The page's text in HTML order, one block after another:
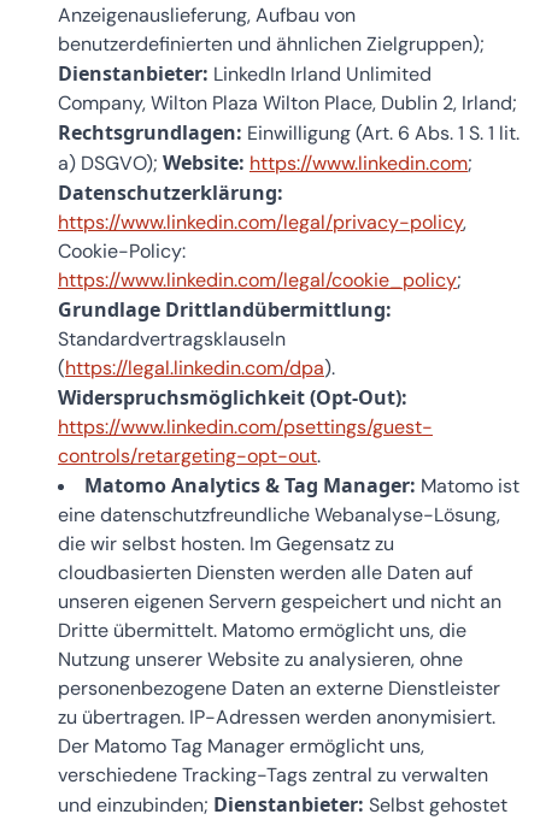
Anzeigenauslieferung, Aufbau von
benutzerdefinierten und ähnlichen Zielgruppen);
Dienstanbieter: LinkedIn Irland Unlimited
Company, Wilton Plaza Wilton Place, Dublin 2, Irland;
Rechtsgrundlagen: Einwilligung (Art. 6 Abs. 1 S. 1 lit.
a) DSGVO); Website: https://www.linkedin.com;
Datenschutzerklärung:
https://www.linkedin.com/legal/privacy-policy,
Cookie-Policy:
https://www.linkedin.com/legal/cookie_policy;
Grundlage Drittlandübermittlung:
Standardvertragsklauseln
(https://legal.linkedin.com/dpa).
Widerspruchsmöglichkeit (Opt-Out):
https://www.linkedin.com/psettings/guest-
controls/retargeting-opt-out.
Matomo Analytics & Tag Manager: Matomo ist
eine datenschutzfreundliche Webanalyse-Lösung,
die wir selbst hosten. Im Gegensatz zu
cloudbasierten Diensten werden alle Daten auf
unseren eigenen Servern gespeichert und nicht an
Dritte übermittelt. Matomo ermöglicht uns, die
Nutzung unserer Website zu analysieren, ohne
personenbezogene Daten an externe Dienstleister
zu übertragen. IP-Adressen werden anonymisiert.
Der Matomo Tag Manager ermöglicht uns,
verschiedene Tracking-Tags zentral zu verwalten
und einzubinden; Dienstanbieter: Selbst gehostet